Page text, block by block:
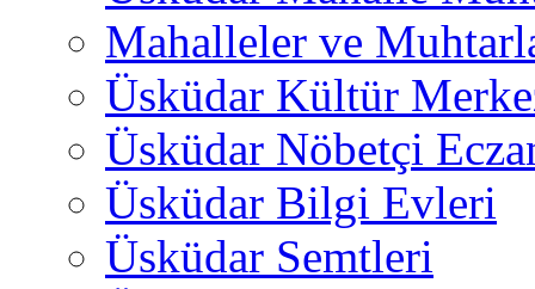
Mahalleler ve
Üsküdar Kültür
Üsküdar Nöbetçi
Üsküdar Bilgi Evleri
Üsküdar Semtleri